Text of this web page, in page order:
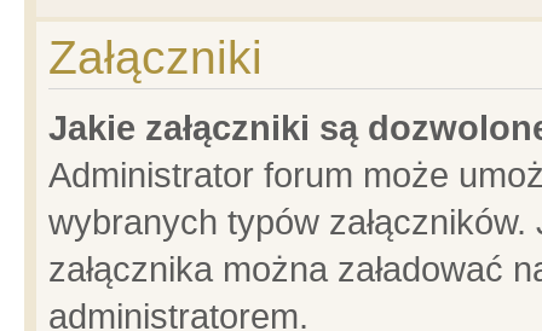
Załączniki
Jakie załączniki są
Administrator forum może
wybranych typów
załącznika można załadować
administratorem.